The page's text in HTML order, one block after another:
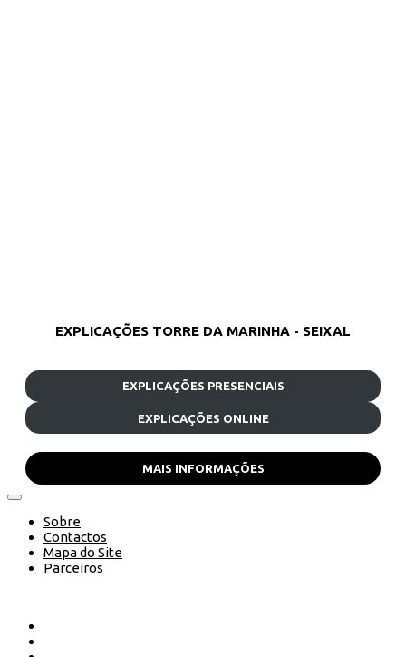
EXPLICAÇÕES TORRE DA MARINHA - SEIXAL
EXPLICAÇÕES PRESENCIAIS
EXPLICAÇÕES ONLINE
MAIS INFORMAÇÕES
Sobre
Contactos
Mapa do Site
Parceiros